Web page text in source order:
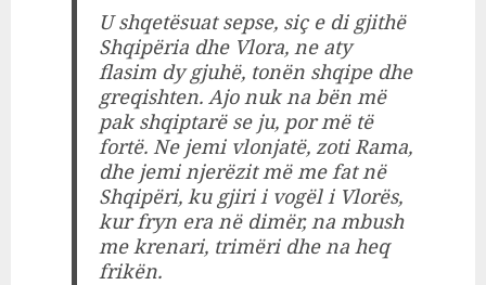
U shqetësuat sepse, siç e di gjithë
Shqipëria dhe Vlora, ne aty
flasim dy gjuhë, tonën shqipe dhe
greqishten. Ajo nuk na bën më
pak shqiptarë se ju, por më të
fortë. Ne jemi vlonjatë, zoti Rama,
dhe jemi njerëzit më me fat në
Shqipëri, ku gjiri i vogël i Vlorës,
kur fryn era në dimër, na mbush
me krenari, trimëri dhe na heq
frikën.